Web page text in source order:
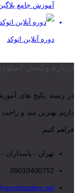
آموزش جامع
دوره آنلاین اتوکد
در زمینه پکیج های
داریم بهترین متد و
فراهم کنیم.
تهران - پاسداران - خیابان
09010400752